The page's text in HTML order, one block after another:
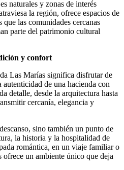
naturales y zonas de interés
la región, ofrece espacios de
las comunidades cercanas
parte del patrimonio cultural
y confort
Las Marías significa disfrutar de
de una hacienda con
detalle, desde la arquitectura hasta
cercanía, elegancia y
sino también un punto de
la historia y la hospitalidad de
romántica, en un viaje familiar o
un ambiente único que deja